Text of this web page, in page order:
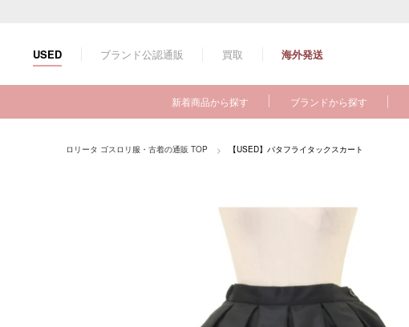
USED ブランド公認通販 買取 海外発送
新着商品から探す ブランドから探す
ロリータ ゴスロリ服・古着の通販 TOP 【USED】バタフライタックスカート